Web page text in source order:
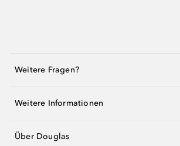
Weitere Fragen?
Weitere Informationen
Über Douglas